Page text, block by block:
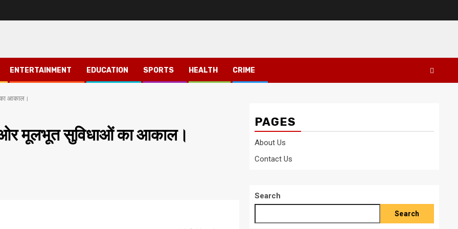
ENTERTAINMENT EDUCATION SPORTS HEALTH CRIME
आकाल।
मूलभूत सुविधाओं का आकाल।
PAGES
About Us
Contact Us
Search
Search